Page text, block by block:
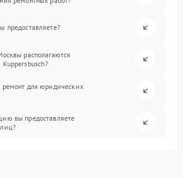
предоставляете?
располагаются
для юридических
вы предоставляете